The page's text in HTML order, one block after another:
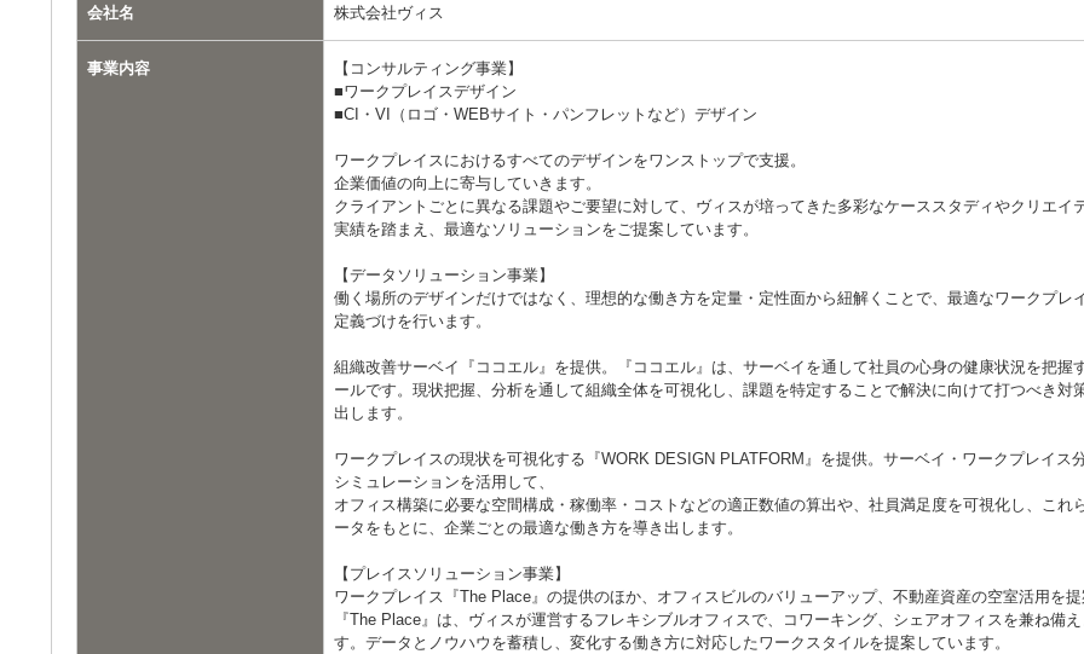
会社名 株式会社ヴィス
事業内容
【コンサルティング事業】
■ワークプレイスデザイン
■CI・VI（ロゴ・WEBサイト・パンフレットなど）デザイン
ワークプレイスにおけるすべてのデザインをワンストップで支援。
企業価値の向上に寄与していきます。
クライアントごとに異なる課題やご要望に対して、ヴィスが培ってきた多彩なケーススタディやクリエイ
実績を踏まえ、最適なソリューションをご提案しています。
【データソリューション事業】
働く場所のデザインだけではなく、理想的な働き方を定量・定性面から紐解くことで、最適なワークプレ
定義づけを行います。
組織改善サーベイ『ココエル』を提供。『ココエル』は、サーベイを通して社員の心身の健康状況を把握
ールです。現状把握、分析を通して組織全体を可視化し、課題を特定することで解決に向けて打つべき対
出します。
ワークプレイスの現状を可視化する『WORK DESIGN PLATFORM』を提供。サーベイ・ワークプレイス
シミュレーションを活用して、
オフィス構築に必要な空間構成・稼働率・コストなどの適正数値の算出や、社員満足度を可視化し、これ
ータをもとに、企業ごとの最適な働き方を導き出します。
【プレイスソリューション事業】
ワークプレイス『The Place』の提供のほか、オフィスビルのバリューアップ、不動産資産の空室活用を提
『The Place』は、ヴィスが運営するフレキシブルオフィスで、コワーキング、シェアオフィスを兼ね備え
す。データとノウハウを蓄積し、変化する働き方に対応したワークスタイルを提案しています。